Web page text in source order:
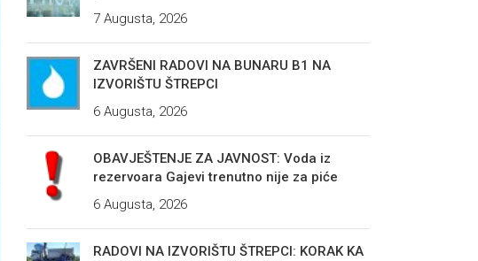
7 Augusta, 2026
ZAVRŠENI RADOVI NA BUNARU B1 NA
IZVORIŠTU ŠTREPCI
6 Augusta, 2026
OBAVJEŠTENJE ZA JAVNOST: Voda iz
rezervoara Gajevi trenutno nije za piće
6 Augusta, 2026
RADOVI NA IZVORIŠTU ŠTREPCI: KORAK KA